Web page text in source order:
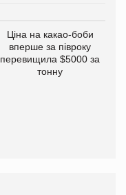
Ціна на какао-боби
вперше за півроку
перевищила $5000 за
тонну